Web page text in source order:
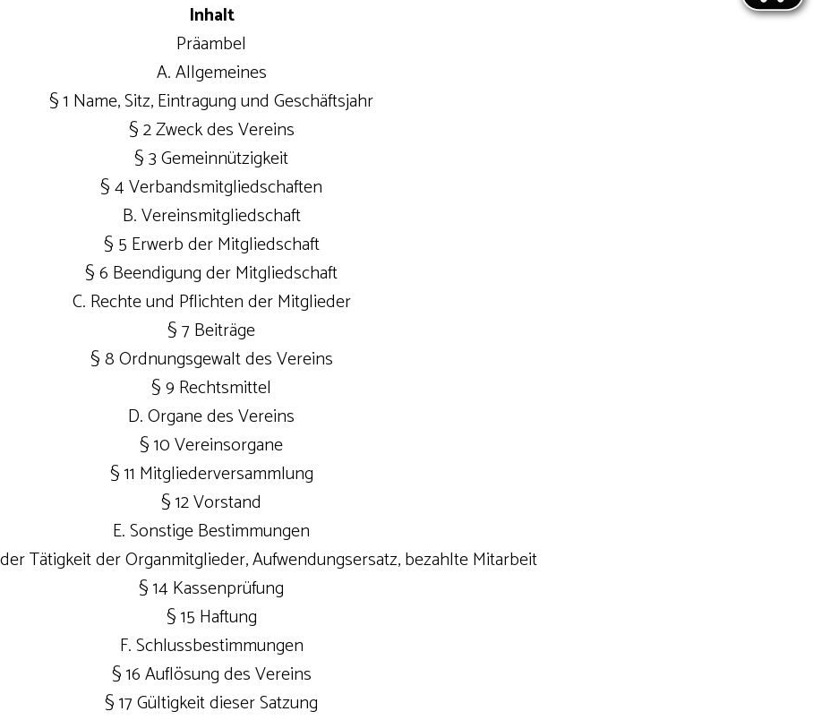
Inhalt
Präambel
A. Allgemeines
§ 1 Name, Sitz, Eintragung und Geschäftsjahr
§ 2 Zweck des Vereins
§ 3 Gemeinnützigkeit
§ 4 Verbandsmitgliedschaften
B. Vereinsmitgliedschaft
§ 5 Erwerb der Mitgliedschaft
§ 6 Beendigung der Mitgliedschaft
C. Rechte und Pflichten der Mitglieder
§ 7 Beiträge
§ 8 Ordnungsgewalt des Vereins
§ 9 Rechtsmittel
D. Organe des Vereins
§ 10 Vereinsorgane
§ 11 Mitgliederversammlung
§ 12 Vorstand
E. Sonstige Bestimmungen
Tätigkeit der Organmitglieder, Aufwendungsersatz, bezahlte Mitarbeit
§ 14 Kassenprüfung
§ 15 Haftung
F. Schlussbestimmungen
§ 16 Auflösung des Vereins
§ 17 Gültigkeit dieser Satzung